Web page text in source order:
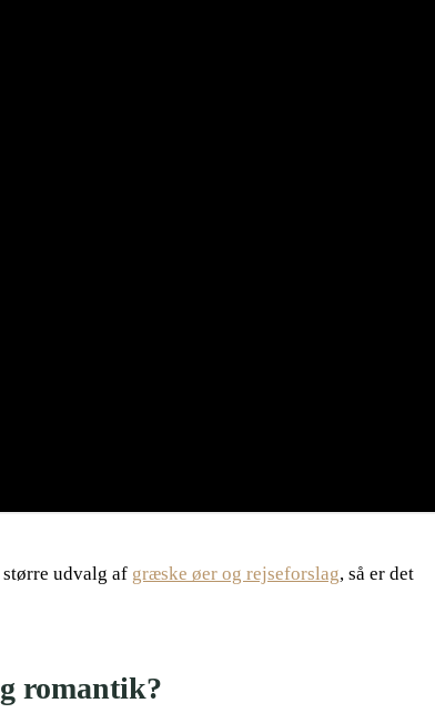
udvalg af græske øer og rejseforslag, så er det
romantik?